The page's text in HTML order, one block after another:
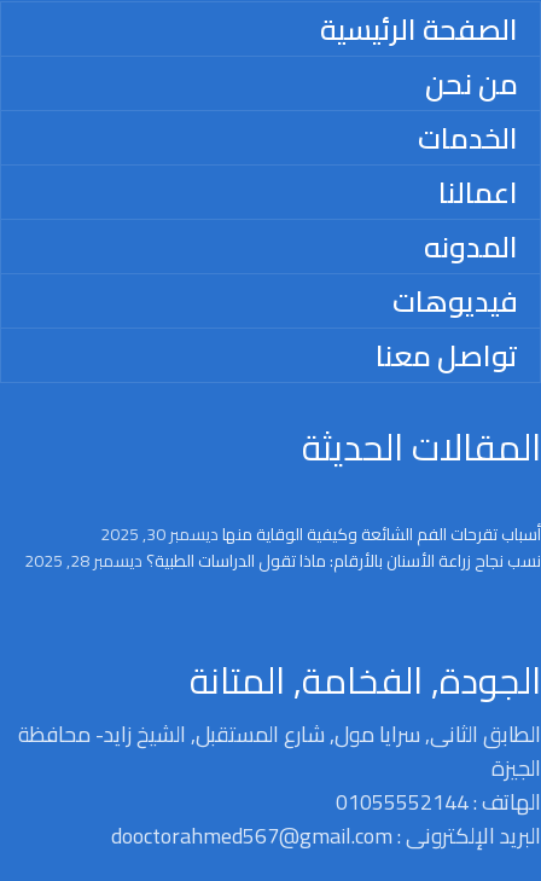
الصفحة الرئيسية
من نحن
الخدمات
اعمالنا
المدونه
فيديوهات
تواصل معنا
المقالات الحديثة
أسباب تقرحات الفم الشائعة وكيفية الوقاية منهاديسمبر 30, 2025
نسب نجاح زراعة الأسنان بالأرقام: ماذا تقول الدراسات الطبية؟ديسمبر 28, 2025
الجودة, الفخامة, المتانة
الطابق الثانى, سرايا مول, شارع المستقبل, الشيخ زايد- محافظة
الجيزة
الهاتف : 01055552144
البريد الإلكترونى : dooctorahmed567@gmail.com